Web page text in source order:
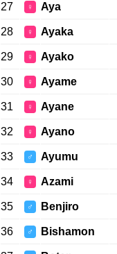
27 ♀ Aya
28 ♀ Ayaka
29 ♀ Ayako
30 ♀ Ayame
31 ♀ Ayane
32 ♀ Ayano
33 ♂ Ayumu
34 ♀ Azami
35 ♂ Benjiro
36 ♂ Bishamon